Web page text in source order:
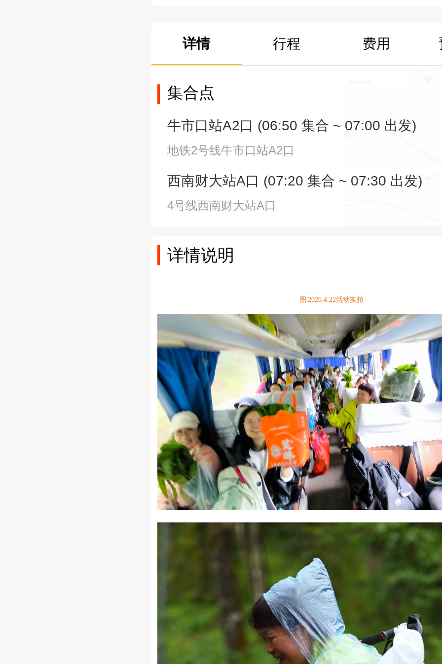
详情 行程 费用
集合点
牛市口站A2口 (06:50 集合 ~ 07:00 出发)
地铁2号线牛市口站A2口
西南财大站A口 (07:20 集合 ~ 07:30 出发)
4号线西南财大站A口
详情说明
图|2026.4.22活动实拍